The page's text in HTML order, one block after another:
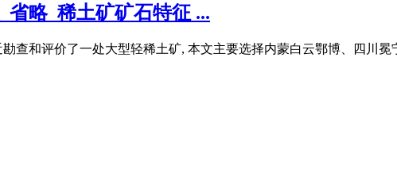
略_稀土矿矿石特征 ...
查和评价了一处大型轻稀土矿, 本文主要选择内蒙白云鄂博、四川